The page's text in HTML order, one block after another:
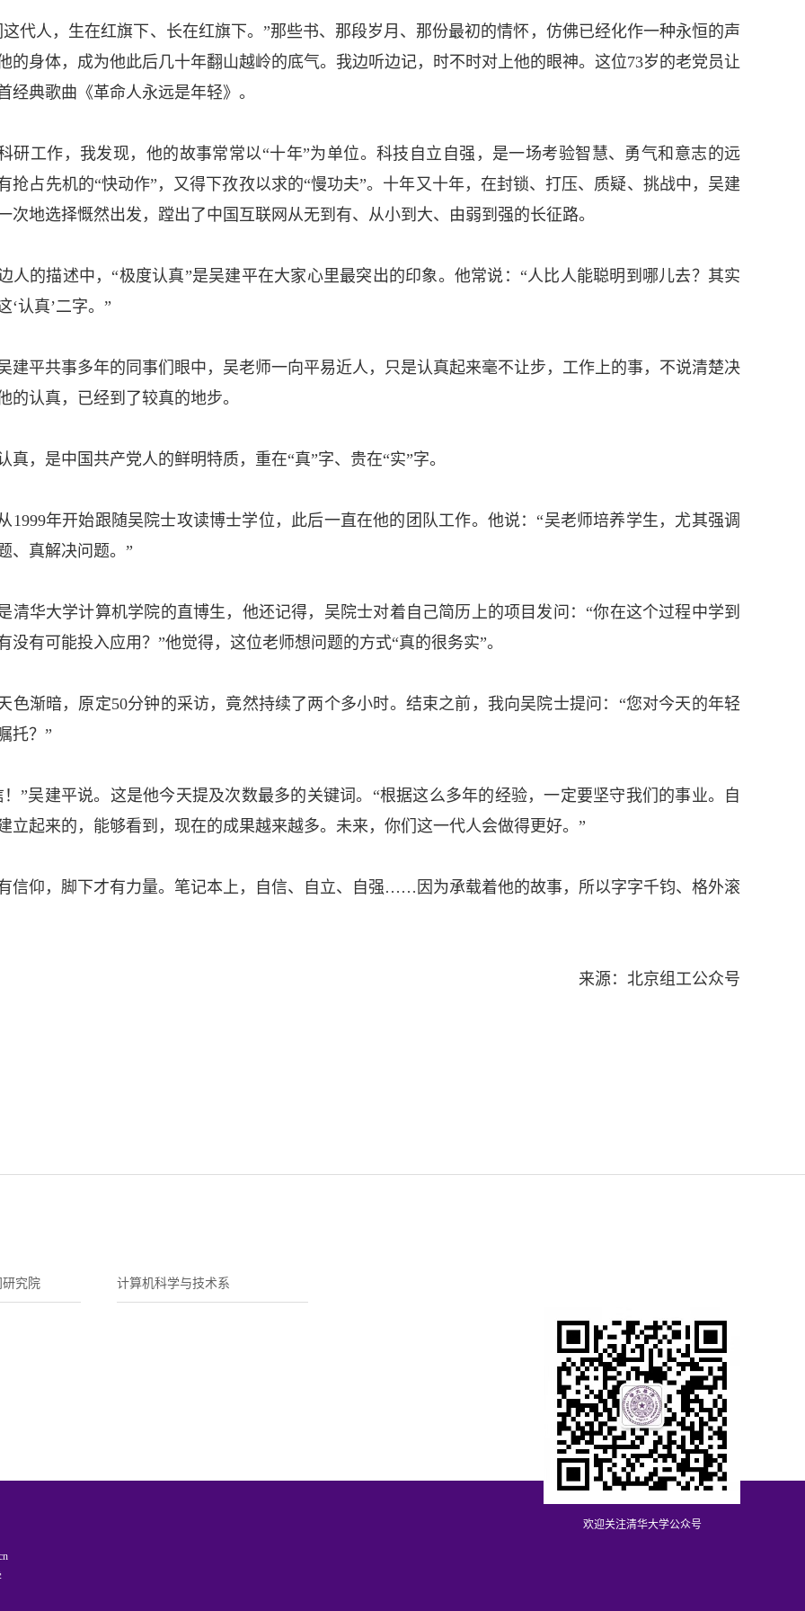
这代人，生在红旗下、长在红旗下。”那些书、那段岁月、那份最初的情怀，仿佛已经化作一种永恒的声
的身体，成为他此后几十年翻山越岭的底气。我边听边记，时不时对上他的眼神。这位73岁的老党员让
经典歌曲《革命人永远是年轻》。
研工作，我发现，他的故事常常以“十年”为单位。科技自立自强，是一场考验智慧、勇气和意志的远
抢占先机的“快动作”，又得下孜孜以求的“慢功夫”。十年又十年，在封锁、打压、质疑、挑战中，吴建
次地选择慨然出发，蹚出了中国互联网从无到有、从小到大、由弱到强的长征路。
人的描述中，“极度认真”是吴建平在大家心里最突出的印象。他常说：“人比人能聪明到哪儿去？其实
‘认真’二字。”
建平共事多年的同事们眼中，吴老师一向平易近人，只是认真起来毫不让步，工作上的事，不说清楚决
的认真，已经到了较真的地步。
真，是中国共产党人的鲜明特质，重在“真”字、贵在“实”字。
1999年开始跟随吴院士攻读博士学位，此后一直在他的团队工作。他说：“吴老师培养学生，尤其强调
、真解决问题。”
清华大学计算机学院的直博生，他还记得，吴院士对着自己简历上的项目发问：“你在这个过程中学到
没有可能投入应用？”他觉得，这位老师想问题的方式“真的很务实”。
色渐暗，原定50分钟的采访，竟然持续了两个多小时。结束之前，我向吴院士提问：“您对今天的年轻
托？”
！”吴建平说。这是他今天提及次数最多的关键词。“根据这么多年的经验，一定要坚守我们的事业。自
立起来的，能够看到，现在的成果越来越多。未来，你们这一代人会做得更好。”
信仰，脚下才有力量。笔记本上，自信、自立、自强……因为承载着他的故事，所以字字千钧、格外滚
来源：北京组工公众号
研究院 计算机科学与技术系
欢迎关注清华大学公众号